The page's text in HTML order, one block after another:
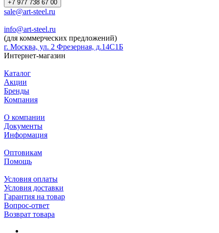
+7 977 738 67 00
sale@art-steel.ru
info@art-steel.ru
(для коммерческих предложений)
г. Москва, ул. 2 Фрезерная, д.14С1Б
Интернет-магазин
Каталог
Акции
Бренды
Компания
О компании
Документы
Информация
Оптовикам
Помощь
Условия оплаты
Условия доставки
Гарантия на товар
Вопрос-ответ
Возврат товара